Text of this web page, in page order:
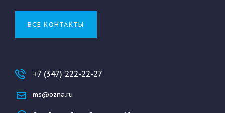
ВСЕ КОНТАКТЫ
+7 (347) 222-22-27
ms@ozna.ru